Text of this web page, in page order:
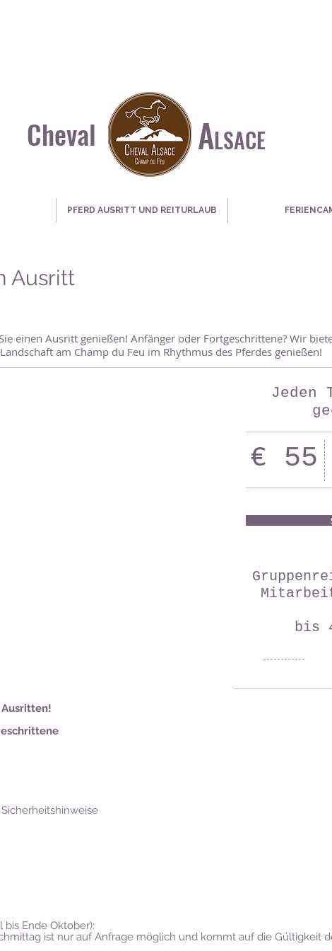
Cheval ALSACE
PFERD AUSRITT UND REITURLAUB
Ausritt
einen Ausritt genießen! Anfänger oder Fortgeschrittene? Wir
am Champ du Feu im Rhythmus des Pferdes genießen!
Jeden
€ 55
bis
bis Ende Oktober):
ist nur auf Anfrage möglich und kommt auf die Gültigkeit